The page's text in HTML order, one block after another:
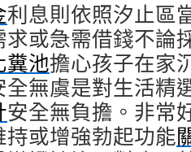
利息則依照汐止區
求或急需借錢不論
糞池擔心孩子在家
全無虞是對生活精
安全無負擔。非常
持或增強勃起功能